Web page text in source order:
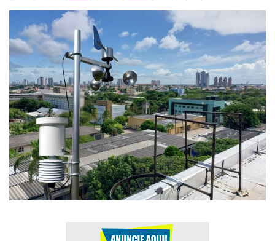
Expediente - Equipe de Jornalismo
Galeria
Geral